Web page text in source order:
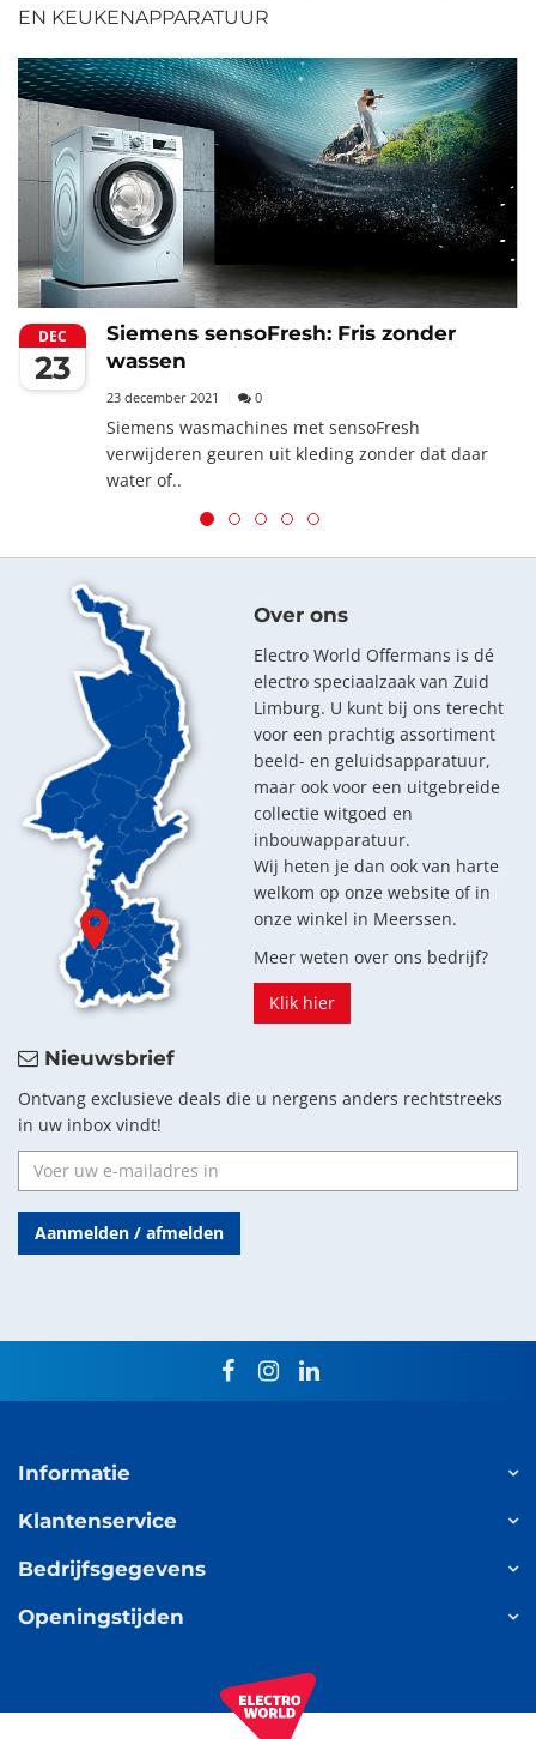
EN KEUKENAPPARATUUR
DEC
23
Siemens sensoFresh: Fris zonder
wassen
23 december 2021 0
Siemens wasmachines met sensoFresh
verwijderen geuren uit kleding zonder dat daar
water of..
Over ons
Electro World Offermans is dé
electro speciaalzaak van Zuid
Limburg. U kunt bij ons terecht
voor een prachtig assortiment
beeld- en geluidsapparatuur,
maar ook voor een uitgebreide
collectie witgoed en
inbouwapparatuur.
Wij heten je dan ook van harte
welkom op onze website of in
onze winkel in Meerssen.
Meer weten over ons bedrijf?
Klik hier
Nieuwsbrief
Ontvang exclusieve deals die u nergens anders rechtstreeks
in uw inbox vindt!
Aanmelden / afmelden
facebookinstagram
linkedin
Informatie
Klantenservice
Bedrijfsgegevens
Openingstijden